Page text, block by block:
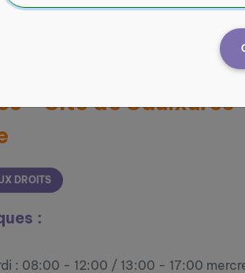
multisites des
- Site de
DROITS
:
: 08:00 - 12:00 / 13:00 - 17:00